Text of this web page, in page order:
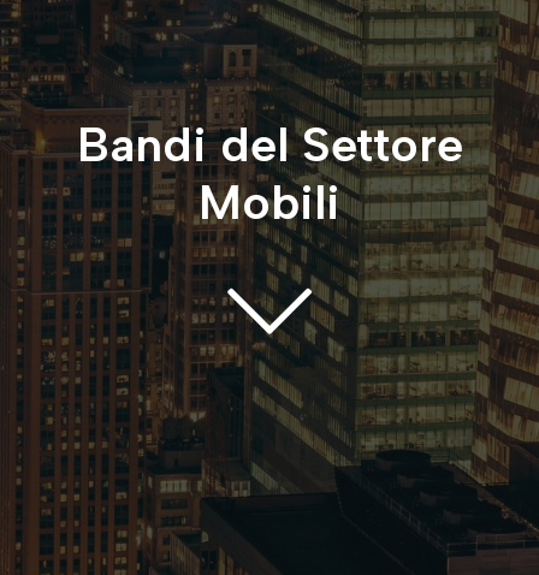
Bandi del Settore
Mobili